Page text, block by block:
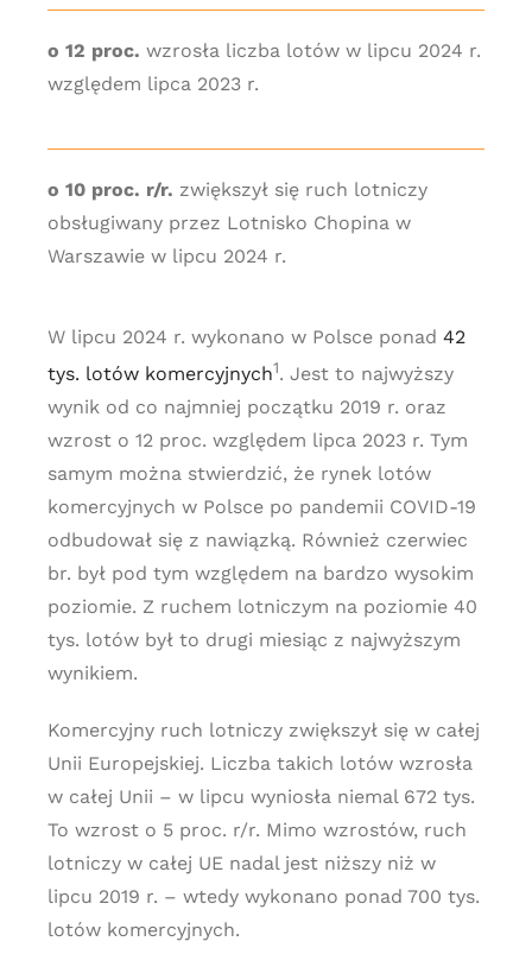
o 12 proc. wzrosła liczba lotów w lipcu 2024 r.
względem lipca 2023 r.
o 10 proc. r/r. zwiększył się ruch lotniczy
obsługiwany przez Lotnisko Chopina w
Warszawie w lipcu 2024 r.
W lipcu 2024 r. wykonano w Polsce ponad 42
tys. lotów komercyjnych1. Jest to najwyższy
wynik od co najmniej początku 2019 r. oraz
wzrost o 12 proc. względem lipca 2023 r. Tym
samym można stwierdzić, że rynek lotów
komercyjnych w Polsce po pandemii COVID-19
odbudował się z nawiązką. Również czerwiec
br. był pod tym względem na bardzo wysokim
poziomie. Z ruchem lotniczym na poziomie 40
tys. lotów był to drugi miesiąc z najwyższym
wynikiem.
Komercyjny ruch lotniczy zwiększył się w całej
Unii Europejskiej. Liczba takich lotów wzrosła
w całej Unii – w lipcu wyniosła niemal 672 tys.
To wzrost o 5 proc. r/r. Mimo wzrostów, ruch
lotniczy w całej UE nadal jest niższy niż w
lipcu 2019 r. – wtedy wykonano ponad 700 tys.
lotów komercyjnych.